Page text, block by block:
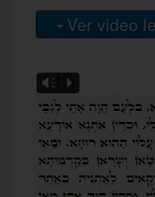
Ver video
Vm P